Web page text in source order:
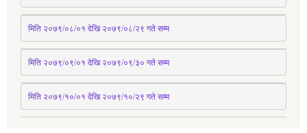
मिति २०७९/०८/०१ देखि २०७९/०८/२९ गते सम्म
मिति २०७९/०९/०१ देखि २०७९/०९/३० गते सम्म
मिति २०७९/१०/०१ देखि २०७९/१०/२९ गते सम्म